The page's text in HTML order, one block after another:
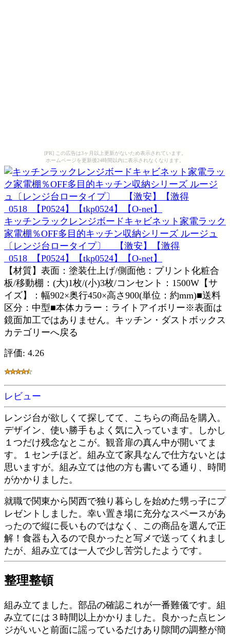
[PR] この広告は3ヶ月以上更新がないため表示されています。
ホームページを更新後24時間以内に表示されなくなります。
キッチンラックレンジボードキャビネット家電ラック
家電棚％OFF多目的キッチン収納シリーズ ルージュ
〔レンジ台ロータイプ〕 【激安】【激得
_0518_【P0524】【tkp0524】【O-net】
【材質】表面：塗装仕上げ/側面他：プリント化粧合
板/移動棚：(大)1枚/(小)3枚/コンセント：1500W【サ
イズ】：幅902×奥行450×高さ900(単位：約mm)■送料
区分：中型■本体カラー：ライトアイボリー※表面は
鏡面加工ではありません。キッチン・ダストボックス
カテゴリーへ戻る
評価: 4.26
レビュー
レンジ台が欲しくて探してて、こちらの商品を購入。
デザイン、使い勝手もよく気に入っています。しかし
１つだけ残念なとこが。観音扉の真ん中が開いてま
す。１センチほど。組み立て家具なんで仕方ないとは
思いますが。組み立ては他の方も書いてる通り、時間
がかかりました。
就職で関東から関西で独り暮らしを始めた甥っ子にプ
レゼントしました。幸い置き場に充分なスペースがあ
ったので縦に長いものではなく、この商品を選んで正
解！食器も入るので良かったと写メで送ってくれまし
たが、組み立ては一人で少し苦労したようです。
整理整頓
組み立てました。部品の確認これが一番難儀です。組
み立てには３時間以上かかりました。良かった点ヒン
ジがいいと前面に謡っているだけあり隙間の調整が簡